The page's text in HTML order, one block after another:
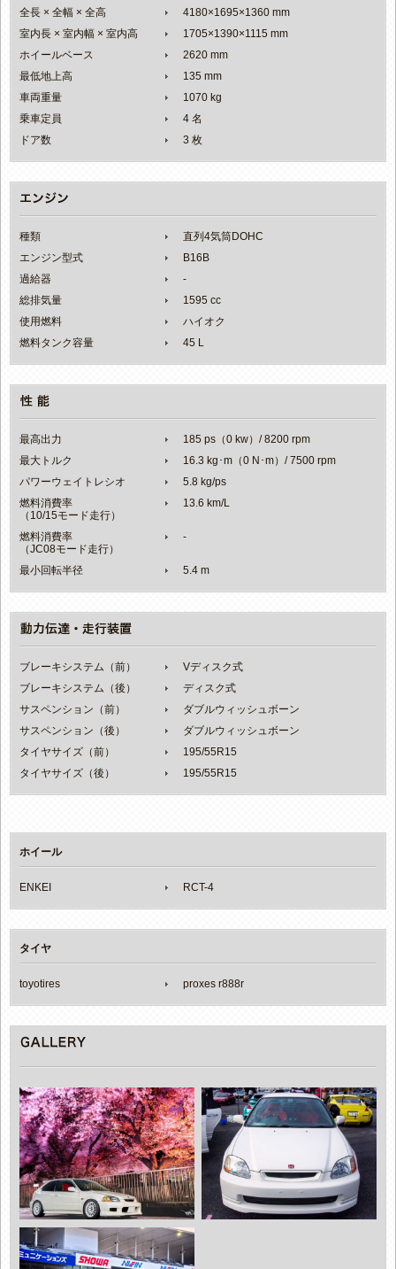
全長 × 全幅 × 全高
4180×1695×1360 mm
室内長 × 室内幅 × 室内高
1705×1390×1115 mm
ホイールベース
2620 mm
最低地上高
135 mm
車両重量
1070 kg
乗車定員
4 名
ドア数
3 枚
最高出力
185 ps（0 kw）/ 8200 rpm
最大トルク
16.3 kg･m（0 N･m）/ 7500 rpm
パワーウェイトレシオ
5.8 kg/ps
燃料消費率
（10/15モード走行）
13.6 km/L
燃料消費率
（JC08モード走行）
-
最小回転半径 5.4 m
種類
直列4気筒DOHC
エンジン型式
B16B
過給器
-
総排気量
1595 cc
使用燃料
ハイオク
燃料タンク容量
45 L
ブレーキシステム（前）
Vディスク式
ブレーキシステム（後）
ディスク式
サスペンション（前）
ダブルウィッシュボーン
サスペンション（後）
ダブルウィッシュボーン
タイヤサイズ（前）
195/55R15
タイヤサイズ（後）
195/55R15
ホイール
ENKEI RCT-4
タイヤ
toyotires proxes r888r